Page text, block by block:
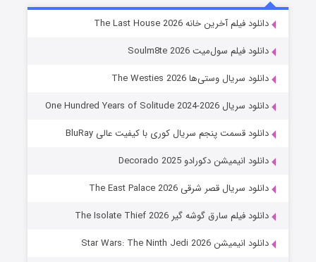
خاندان اژدها فصل ۳
جادوگری در مغولستان
قسمت۱۴ (زیرنویس) منتشر شد
دانلود فیلم آخرین خانه The Last House 2026
دانلود فیلم سول‌میت Soulm8te 2026
دانلود سریال وستی‌ها The Westies 2026
دانلود سریال One Hundred Years of Solitude 2024-2026
دانلود قسمت پنجم سریال کوری با کیفیت عالی BluRay
دانلود انیمیشن دکورادو Decorado 2025
دانلود سریال قصر شرقی The East Palace 2026
دانلود فیلم سارق گوشه گیر The Isolate Thief 2026
دانلود انیمیشن Star Wars: The Ninth Jedi 2026